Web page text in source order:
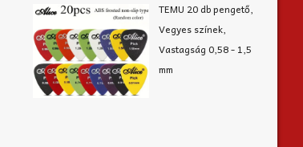
TEMU 20 db pengető,
Vegyes színek,
Vastagság 0,58 - 1,5
mm